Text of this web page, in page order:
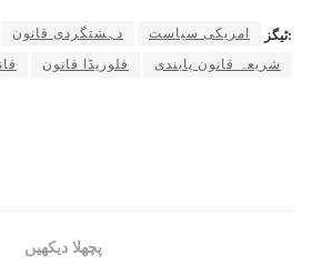
ٹیگز: امریکی سیاست دہشتگردی قانون
شریعہ قانون پابندی
فلوریڈا قانون
پچھلا دیکھیں